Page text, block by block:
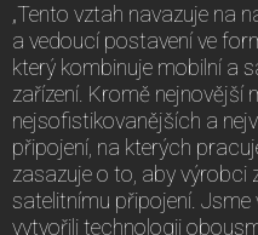
„Tento vztah navazuje na
a vedoucí postavení ve
který kombinuje mobilní a
zařízení. Kromě nejnovější
nejsofistikovanějších a
připojení, na kterých
zasazuje o to, aby výrobci
satelitnímu připojení. Jsme
vytvořili technologii